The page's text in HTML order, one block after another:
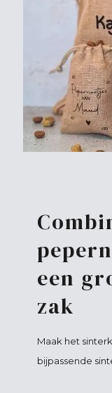
een
zak
Maak het
bijpassende